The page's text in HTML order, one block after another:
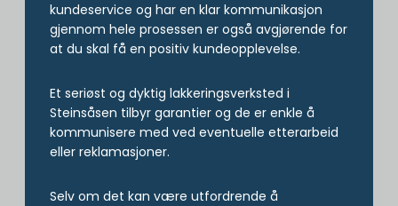
kundeservice og har en klar kommunikasjon
gjennom hele prosessen er også avgjørende for
at du skal få en positiv kundeopplevelse.
Et seriøst og dyktig lakkeringsverksted i
Steinsåsen tilbyr garantier og de er enkle å
kommunisere med ved eventuelle etterarbeid
eller reklamasjoner.
Selv om det kan være utfordrende å